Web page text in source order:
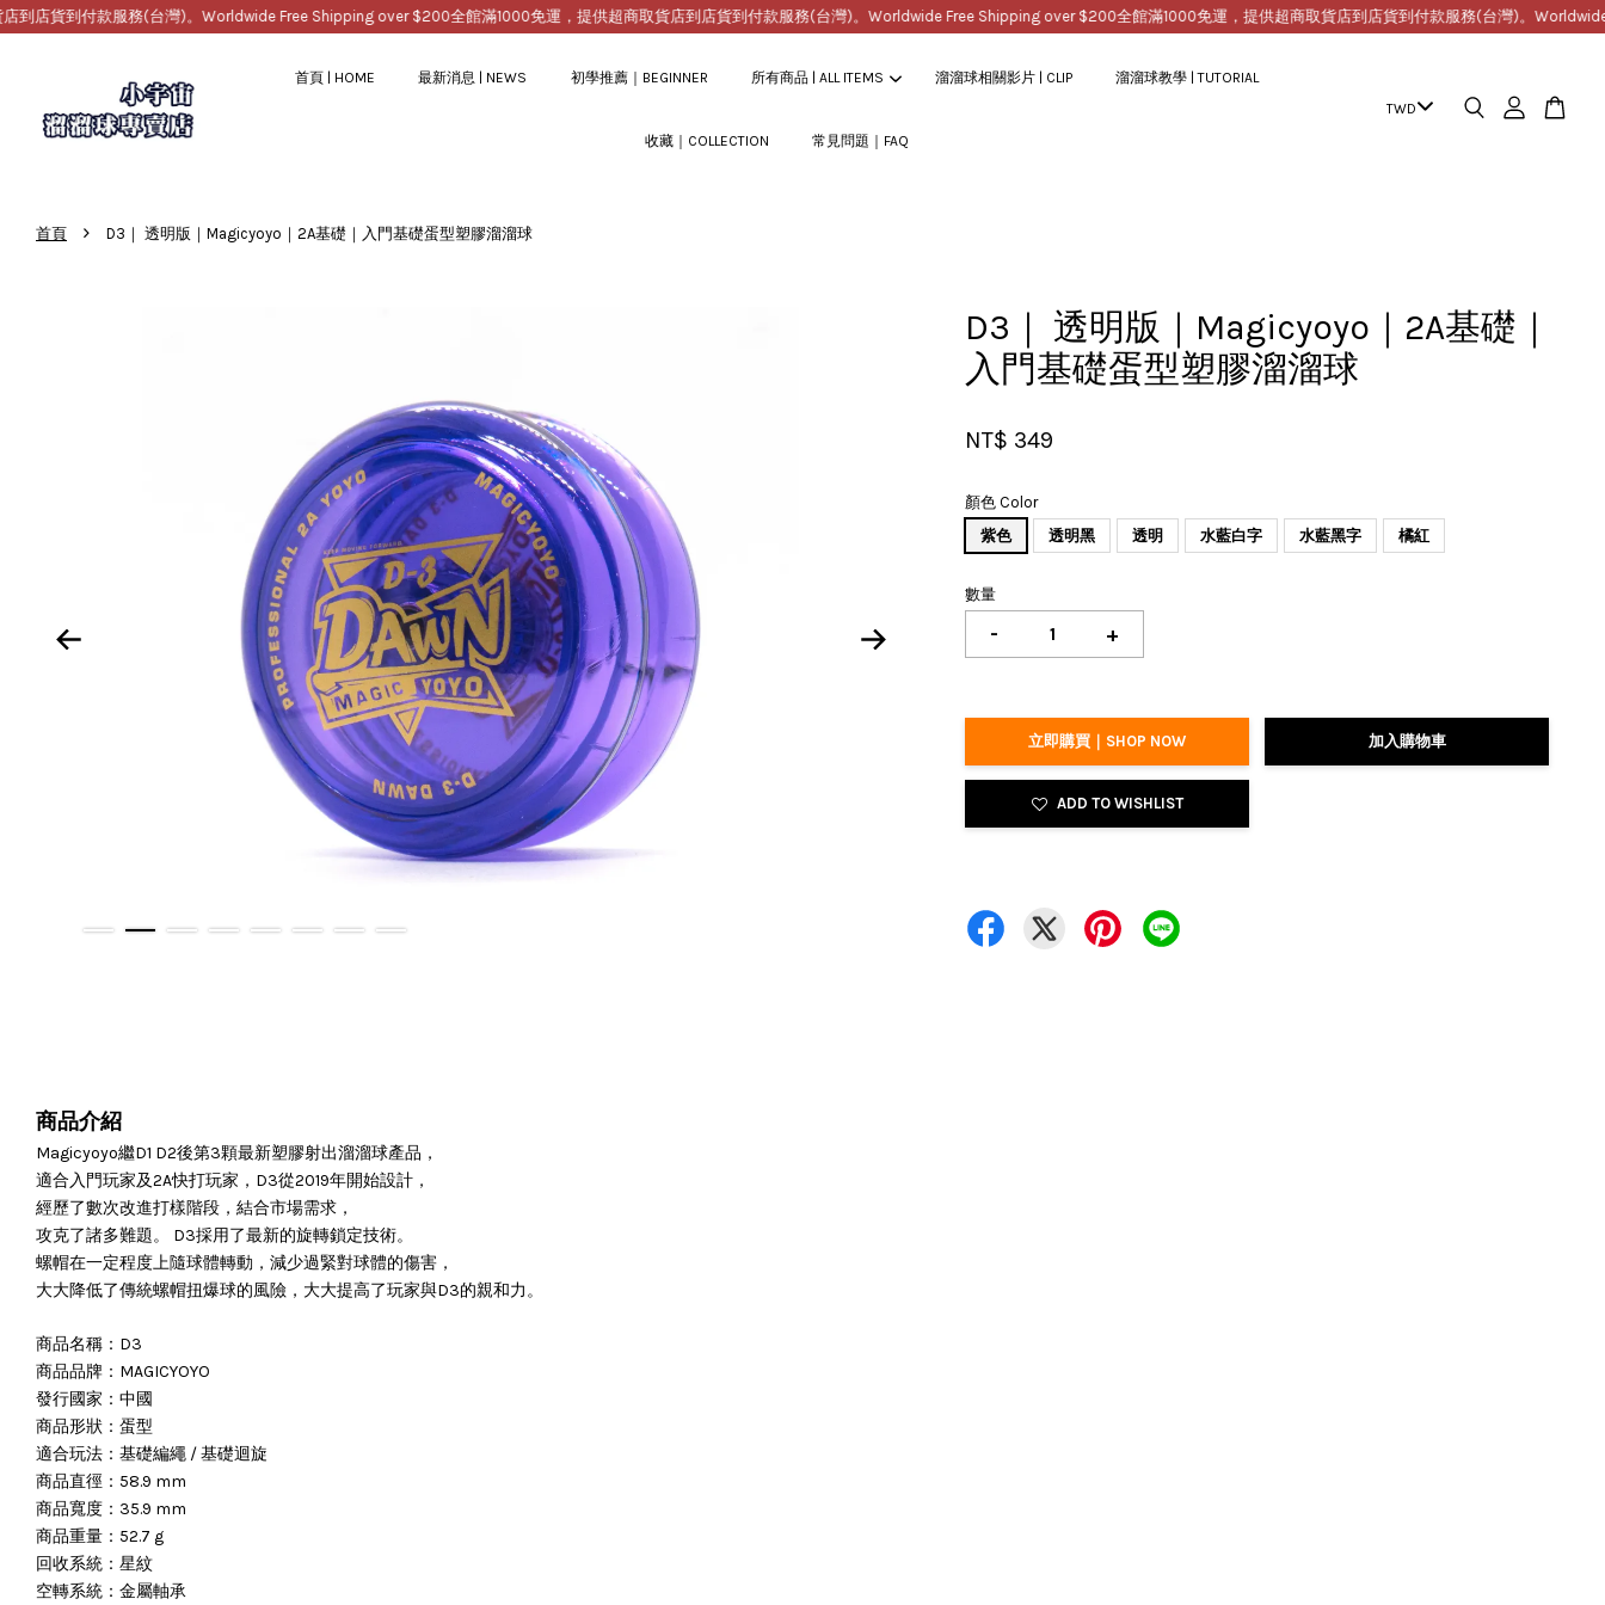
貨到付款服務(台灣)。Worldwide Free Shipping over $200全館滿1000免運，提供超商取貨店到店貨到付款服務(台灣)。Worldwide Free Shipping over $200全館滿1000免運，提供超商取貨店到店貨到付款服務(台灣)。Worldwide
首頁 | HOME 最新消息 | NEWS 初學推薦｜BEGINNER 所有商品 | ALL ITEMS 溜溜球相關影片 | CLIP 溜溜球教學 | TUTORIAL
收藏｜COLLECTION 常見問題｜FAQ
首頁 › D3｜ 透明版｜Magicyoyo｜2A基礎｜入門基礎蛋型塑膠溜溜球
D3｜ 透明版｜Magicyoyo｜2A基礎｜
入門基礎蛋型塑膠溜溜球
NT$ 349
顏色 Color
紫色
透明黑 透明 水藍白字 水藍黑字 橘紅
數量
- +
立即購買｜SHOP NOW 加入購物車
ADD TO WISHLIST
商品介紹
Magicyoyo繼D1 D2後第3顆最新塑膠射出溜溜球產品，
適合入門玩家及2A快打玩家，D3從2019年開始設計，
經歷了數次改進打樣階段，結合市場需求，
攻克了諸多難題。 D3採用了最新的旋轉鎖定技術。
螺帽在一定程度上隨球體轉動，減少過緊對球體的傷害，
大大降低了傳統螺帽扭爆球的風險，大大提高了玩家與D3的親和力。
商品名稱：D3
商品品牌：MAGICYOYO
發行國家：中國
商品形狀：蛋型
適合玩法：基礎編繩 / 基礎迴旋
商品直徑：58.9 mm
商品寬度：35.9 mm
商品重量：52.7 g
回收系統：星紋
空轉系統：金屬軸承